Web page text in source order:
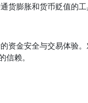
货膨胀和货币贬值的工
金安全与交易体验。
赖。